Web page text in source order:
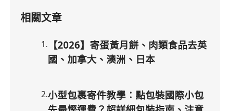
相關文章
1. 【2026】寄蛋黃月餅、肉類食品去英
國、加拿大、澳洲、日本
2.小型包裹寄件教學：點包裝國際小包